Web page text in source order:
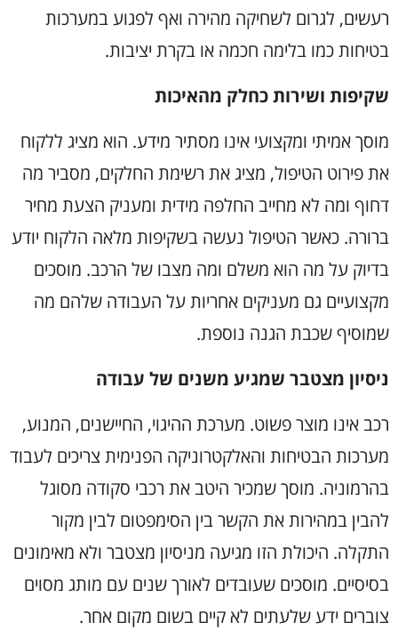
רעשים, לגרום לשחיקה מהירה ואף לפגוע במערכות
בטיחות כמו בלימה חכמה או בקרת יציבות.
שקיפות ושירות כחלק מהאיכות
מוסך אמיתי ומקצועי אינו מסתיר מידע. הוא מציג ללקוח
את פירוט הטיפול, מציג את רשימת החלקים, מסביר מה
דחוף ומה לא מחייב החלפה מידית ומעניק הצעת מחיר
ברורה. כאשר הטיפול נעשה בשקיפות מלאה הלקוח יודע
בדיוק על מה הוא משלם ומה מצבו של הרכב. מוסכים
מקצועיים גם מעניקים אחריות על העבודה שלהם מה
שמוסיף שכבת הגנה נוספת.
ניסיון מצטבר שמגיע משנים של עבודה
רכב אינו מוצר פשוט. מערכת ההיגוי, החיישנים, המנוע,
מערכות הבטיחות והאלקטרוניקה הפנימית צריכים לעבוד
בהרמוניה. מוסך שמכיר היטב את רכבי סקודה מסוגל
להבין במהירות את הקשר בין הסימפטום לבין מקור
התקלה. היכולת הזו מגיעה מניסיון מצטבר ולא מאימונים
בסיסיים. מוסכים שעובדים לאורך שנים עם מותג מסוים
צוברים ידע שלעתים לא קיים בשום מקום אחר.